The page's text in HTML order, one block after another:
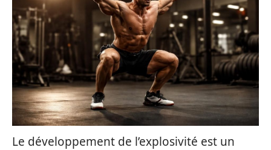
Le développement de l’explosivité est un